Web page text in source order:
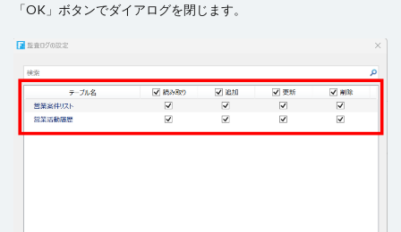
「OK」ボタンでダイアログを閉じます。